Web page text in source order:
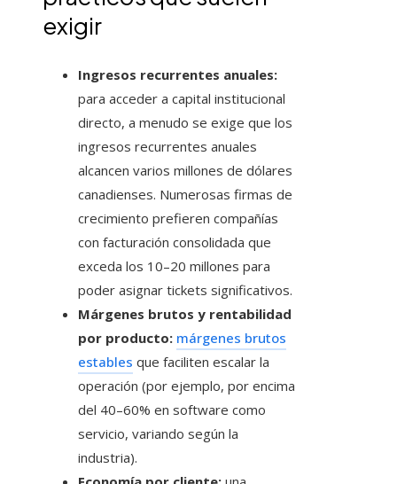
exigir
Ingresos recurrentes anuales:
para acceder a capital institucional
directo, a menudo se exige que los
ingresos recurrentes anuales
alcancen varios millones de dólares
canadienses. Numerosas firmas de
crecimiento prefieren compañías
con facturación consolidada que
exceda los 10–20 millones para
poder asignar tickets significativos.
Márgenes brutos y rentabilidad
por producto: márgenes brutos
estables que faciliten escalar la
operación (por ejemplo, por encima
del 40–60% en software como
servicio, variando según la
industria).